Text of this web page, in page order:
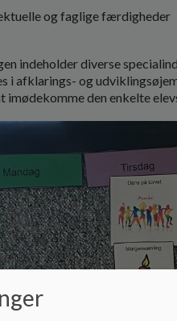
og faglige færdigheder
indeholder diverse
i afklarings- og
imødekomme den enkelte